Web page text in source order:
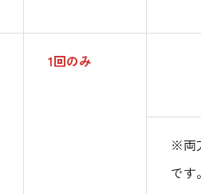
1回のみ
※両
です